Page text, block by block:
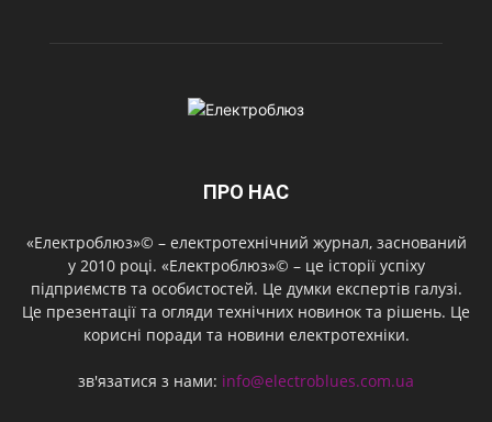
ПРО НАС
«Електроблюз»© – електротехнічний журнал, заснований
у 2010 році. «Електроблюз»© – це історії успіху
підприємств та особистостей. Це думки експертів галузі.
Це презентації та огляди технічних новинок та рішень. Це
корисні поради та новини електротехніки.
зв'язатися з нами: info@electroblues.com.ua